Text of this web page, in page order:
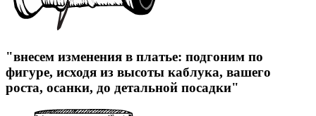
"внесем изменения в платье: подгоним по
фигуре, исходя из высоты каблука, вашего
роста, осанки, до детальной посадки"